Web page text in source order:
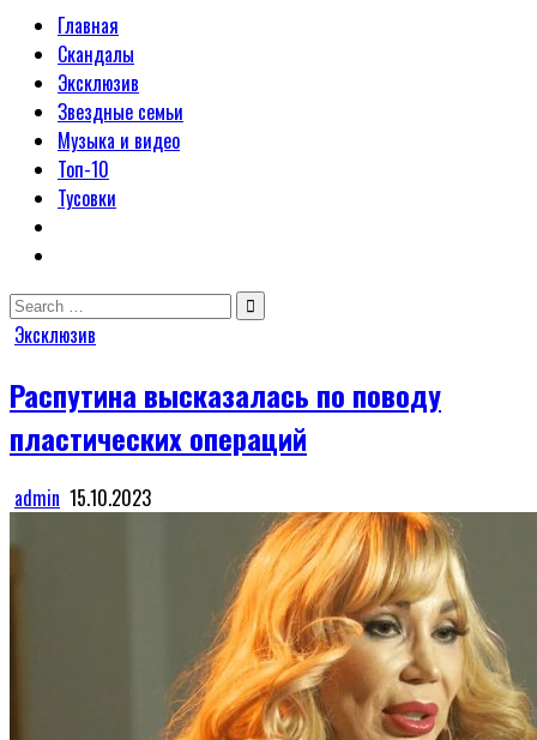
Главная
Скандалы
Эксклюзив
Звездные семьи
Музыка и видео
Топ-10
Тусовки
Search
for:
Posted
Эксклюзив
Распутина высказалась по поводу
пластических операций
admin 15.10.2023